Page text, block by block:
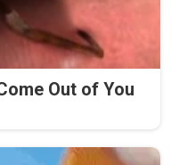
Out of You